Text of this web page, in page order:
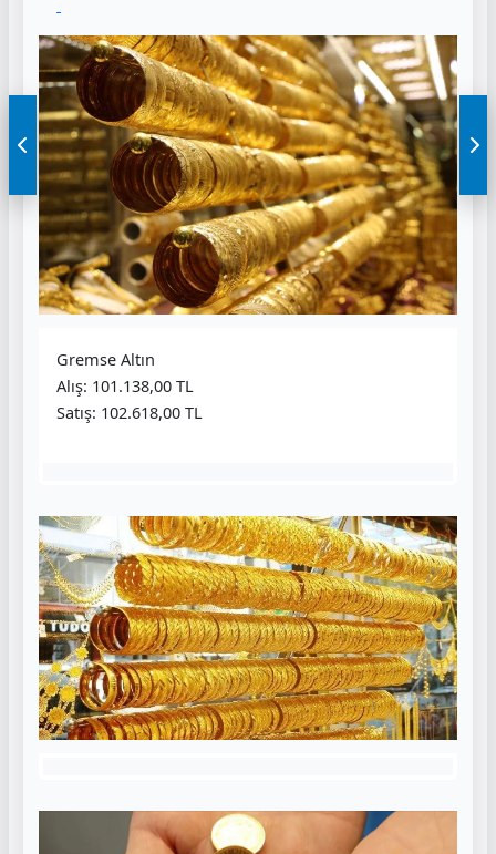
Gremse Altın
Alış: 101.138,00 TL
Satış: 102.618,00 TL